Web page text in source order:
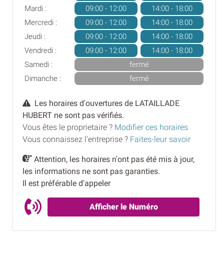
Mardi :
09:00 - 12:00
14:00 - 18:00
Mercredi :
09:00 - 12:00
14:00 - 18:00
Jeudi :
09:00 - 12:00
14:00 - 18:00
Vendredi :
09:00 - 12:00
14:00 - 18:00
Samedi :
fermé
Dimanche :
fermé
Les horaires d'ouvertures de LATAILLADE
HUBERT ne sont pas vérifiés.
Vous êtes le proprietaire ? Modifier ces horaires
Vous connaissez l'entreprise ? Faites-leur savoir
Attention, les horaires n'ont pas été mis à jour,
les informations ne sont pas garanties.
Il est préférable d'appeler
Afficher le Numéro